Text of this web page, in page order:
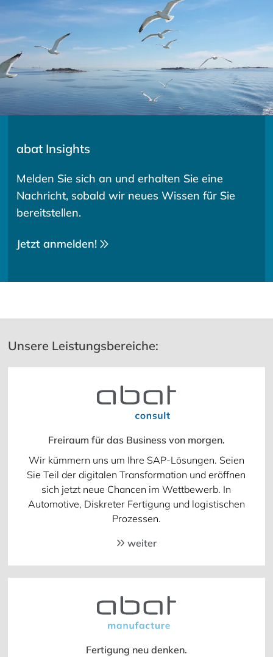
abat Insights
Melden Sie sich an und erhalten Sie eine
Nachricht, sobald wir neues Wissen für Sie
bereitstellen.
Jetzt anmelden!
Unsere Leistungsbereiche:
Freiraum für das Business von morgen.
Wir kümmern uns um Ihre SAP-Lösungen. Seien
Sie Teil der digitalen Transformation und eröffnen
sich jetzt neue Chancen im Wettbewerb. In
Automotive, Diskreter Fertigung und logistischen
Prozessen.
weiter
Fertigung neu denken.